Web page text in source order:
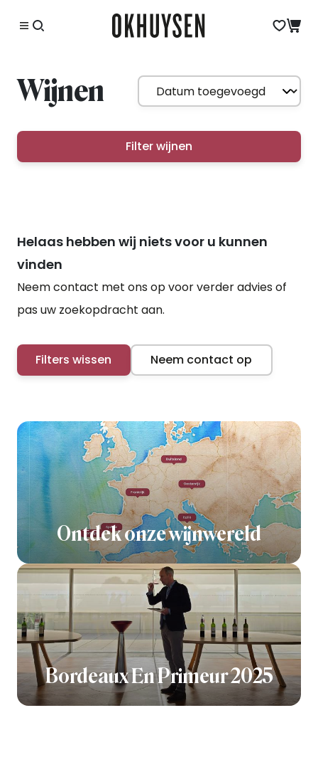
Wijnen
Filter wijnen
Helaas hebben wij niets voor u kunnen
vinden
Neem contact met ons op voor verder advies of
pas uw zoekopdracht aan.
Filters wissen Neem contact op
Ontdek onze wijnwereld
Bordeaux En Primeur 2025